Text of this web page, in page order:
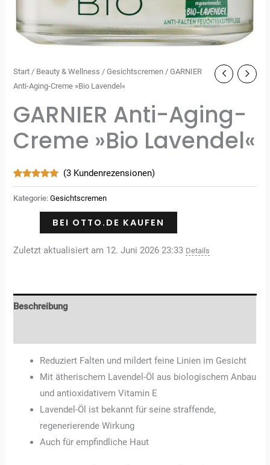
Start / Beauty & Wellness /Gesichtscremen / GARNIER
Anti-Aging-Creme »Bio Lavendel«
GARNIER Anti-Aging-
Creme »Bio Lavendel«
Bewertet
mit5.00
von 5,
basierend
3
Kundenbewertungen
(3 Kundenrezensionen)
Kategorie:Gesichtscremen
BEI OTTO.DE KAUFEN
Zuletzt aktualisiert am 12. Juni 2026 23:33 Details
Beschreibung
Reduziert Falten und mildert feine Linien im Gesicht
Mit ätherischem Lavendel-Öl aus biologischem Anbau
und antioxidativem Vitamin E
Lavendel-Öl ist bekannt für seine straffende,
regenerierende Wirkung
Auch für empfindliche Haut